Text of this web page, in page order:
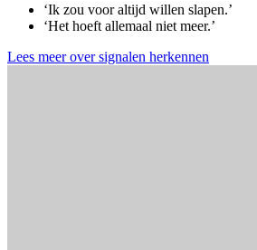
‘Ik zou voor altijd willen slapen.’
‘Het hoeft allemaal niet meer.’
Lees meer over signalen herkennen